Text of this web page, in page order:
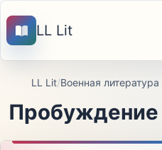
LL Lit
LL Lit/Военная литература
Пробуждение